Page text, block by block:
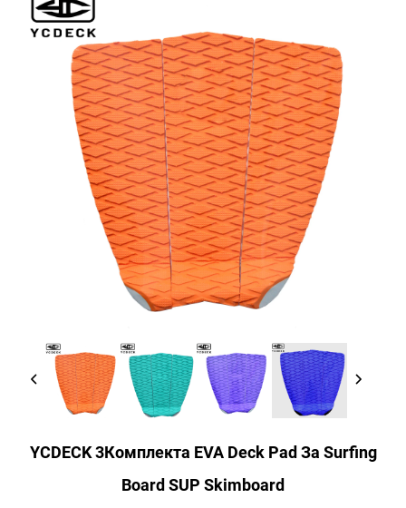
YCDECK 3Комплекта EVA Deck Pad За Surfing
Board SUP Skimboard